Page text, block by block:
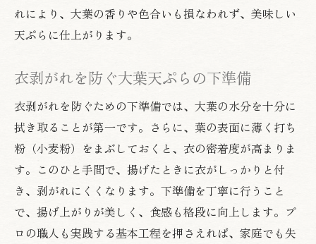
れにより、大葉の香りや色合いも損なわれず、美味しい
天ぷらに仕上がります。
衣剥がれを防ぐ大葉天ぷらの下準備
衣剥がれを防ぐための下準備では、大葉の水分を十分に
拭き取ることが第一です。さらに、葉の表面に薄く打ち
粉（小麦粉）をまぶしておくと、衣の密着度が高まりま
す。このひと手間で、揚げたときに衣がしっかりと付
き、剥がれにくくなります。下準備を丁寧に行うこと
で、揚げ上がりが美しく、食感も格段に向上します。プ
ロの職人も実践する基本工程を押さえれば、家庭でも失